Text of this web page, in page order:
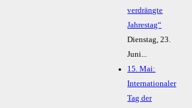
verdrängte
Jahrestag“
Dienstag, 23.
Juni...
15. Mai:
Internationaler
Tag der